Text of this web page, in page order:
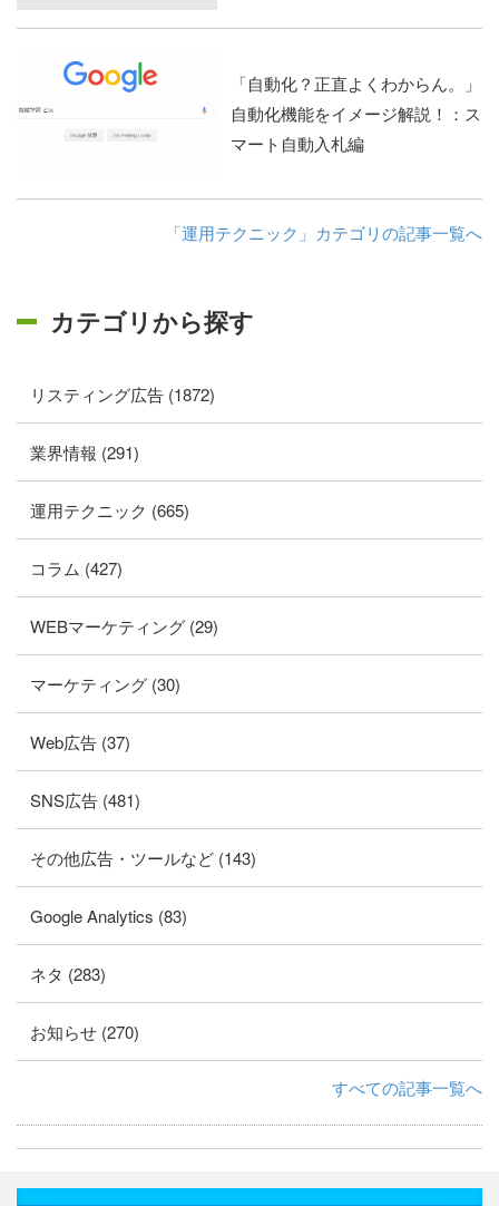
「自動化？正直よくわからん。」
自動化機能をイメージ解説！：ス
マート自動入札編
「運用テクニック」カテゴリの記事一覧へ
カテゴリから探す
リスティング広告 (1872)
業界情報 (291)
運用テクニック (665)
コラム (427)
WEBマーケティング (29)
マーケティング (30)
Web広告 (37)
SNS広告 (481)
その他広告・ツールなど (143)
Google Analytics (83)
ネタ (283)
お知らせ (270)
すべての記事一覧へ